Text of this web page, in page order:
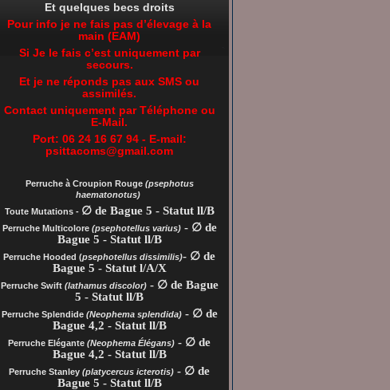
Et quelques becs droits
Pour info je ne fais pas d’élevage à la
main (EAM)
Si Je le fais c’est uniquement par
secours.
Et je ne réponds pas aux SMS ou
assimilés.
Contact uniquement par Téléphone ou
E-Mail.
Port: 06 24 16 67 94 - E-mail:
psittacoms@gmail.com
Perruche à Croupion Rouge(psephotus
haematonotus)
Toute Mutations - ∅ de Bague 5 - Statut ll/B
Perruche Multicolore (psephotellus varius)- ∅ de
Bague 5 - Statut ll/B
Perruche Hooded (psephotellus dissimilis)- ∅ de
Bague 5 - Statut l/A/X
Perruche Swift (lathamus discolor)- ∅ de Bague
5 - Statut ll/B
Perruche Splendide (Neophema splendida)- ∅ de
Bague 4,2 - Statut ll/B
Perruche Elégante (Neophema Élégans) - ∅ de
Bague 4,2 - Statut ll/B
Perruche Stanley (platycercus icterotis) - ∅ de
Bague 5 - Statut ll/B